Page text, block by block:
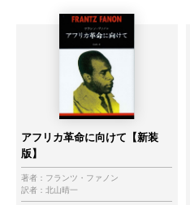
アフリカ革命に向けて【新装
版】
著者： フランツ・ファノン
訳者： 北山晴一